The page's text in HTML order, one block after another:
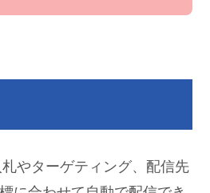
やターゲティング、配信先